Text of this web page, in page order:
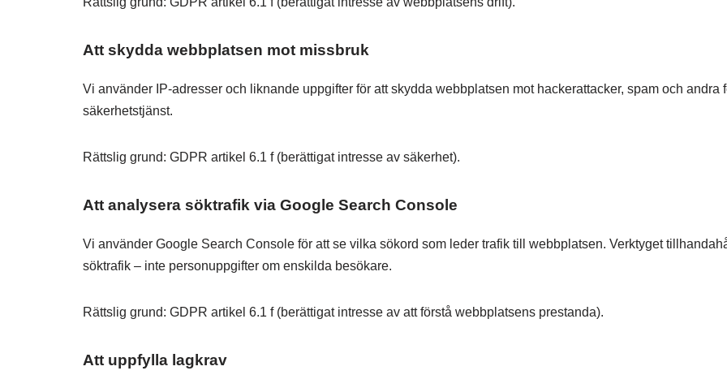
Att skydda webbplatsen mot missbruk
Vi använder IP-adresser och liknande uppgifter för att skydda webbplatsen mot hackerattacker, spam och
säkerhetstjänst.
Rättslig grund: GDPR artikel 6.1 f (berättigat intresse av säkerhet).
Att analysera söktrafik via Google Search Console
Vi använder Google Search Console för att se vilka sökord som leder trafik till webbplatsen. Verktyget
söktrafik – inte personuppgifter om enskilda besökare.
Rättslig grund: GDPR artikel 6.1 f (berättigat intresse av att förstå webbplatsens prestanda).
Att uppfylla lagkrav